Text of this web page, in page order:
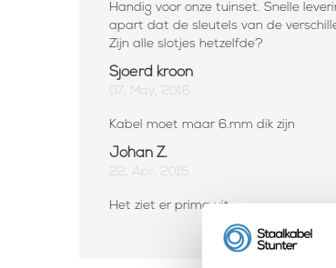
Handig voor onze tuinset. Snelle
apart dat de sleutels van de
Zijn alle slotjes hetzelfde?
Sjoerd kroon
07, May, 2016
Kabel moet maar 6.mm dik zijn
Johan Z.
22, Apr, 2015
Het ziet er prima uit.